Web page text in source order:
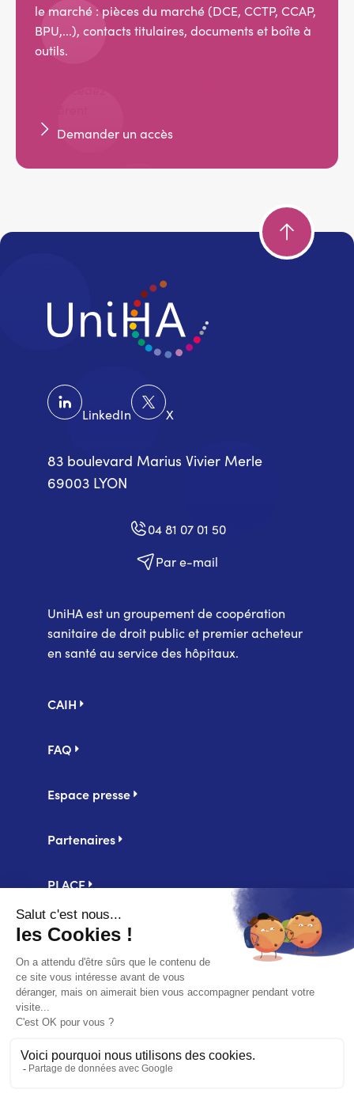
le marché : pièces du marché (DCE, CCTP, CCAP,
BPU,...), contacts titulaires, documents et boîte à
outils.
Demander un accès
LinkedIn X
83 boulevard Marius Vivier Merle
69003 LYON
04 81 07 01 50
Par e-mail
UniHA est un groupement de coopération
sanitaire de droit public et premier acheteur
en santé au service des hôpitaux.
de
CAIH
FAQ
Espace presse
Partenaires
PLACE
Centrale d'achat UniHA
Second
Mentions légales
Politique de confidentialité